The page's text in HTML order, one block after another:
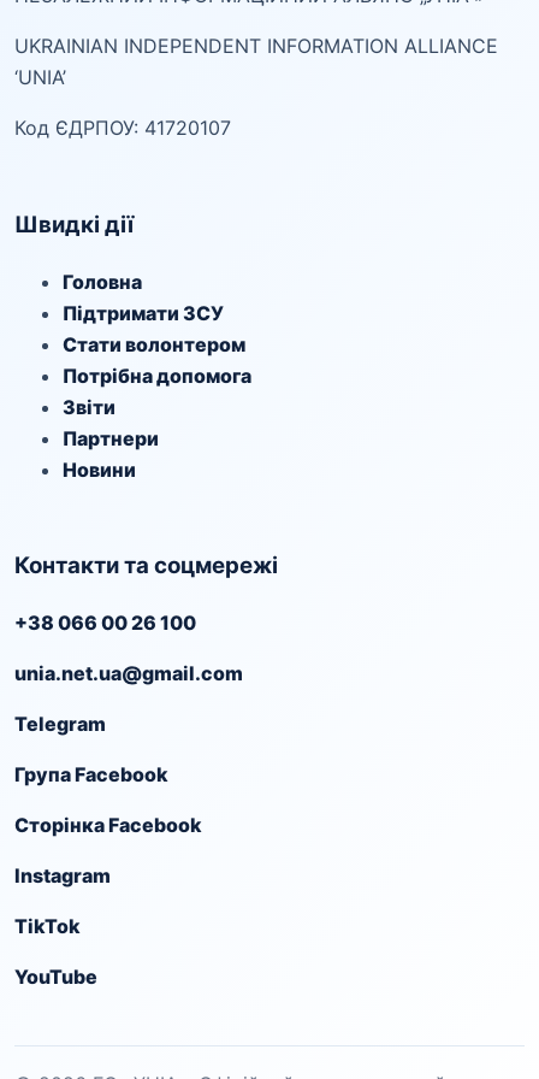
UKRAINIAN INDEPENDENT INFORMATION ALLIANCE
‘UNIA’
Код ЄДРПОУ: 41720107
Швидкі дії
Головна
Підтримати ЗСУ
Стати волонтером
Потрібна допомога
Звіти
Партнери
Новини
Контакти та соцмережі
+38 066 00 26 100
unia.net.ua@gmail.com
Telegram
Група Facebook
Сторінка Facebook
Instagram
TikTok
YouTube